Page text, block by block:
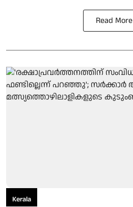
Read More
Kerala